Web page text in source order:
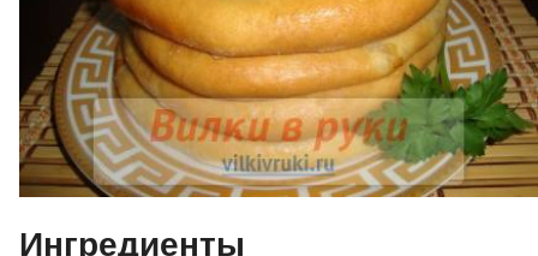
Ингредиенты